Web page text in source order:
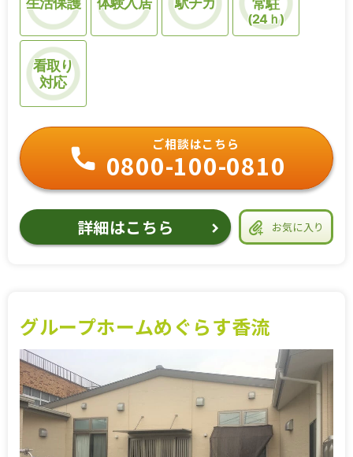
常駐
(24ｈ)
看取り
対応
お気に入り
ご相談はこちら
0800-100-0810
詳細はこちら
グループホームめぐらす香流